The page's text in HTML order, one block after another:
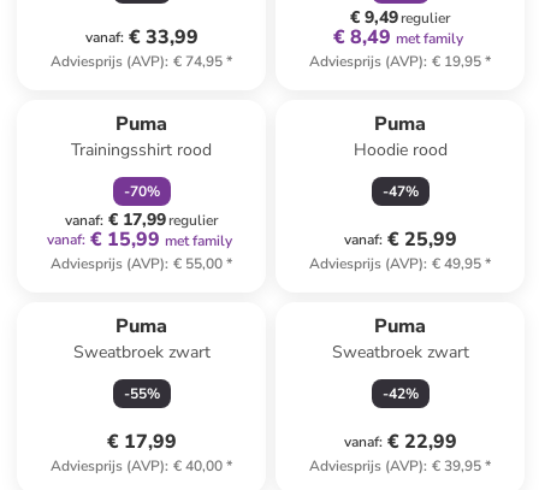
vanaf: € 33,99
Adviesprijs (AVP): € 74,95*
€ 9,49regulier
€ 8,49 met family
Adviesprijs (AVP): € 19,95*
Puma
Trainingsshirt rood
-70%
vanaf: € 17,99regulier
vanaf: € 15,99 met family
Adviesprijs (AVP): € 55,00*
Puma
Hoodie rood
-47%
vanaf: € 25,99
Adviesprijs (AVP): € 49,95*
Puma
Sweatbroek zwart
-55%
€ 17,99
Adviesprijs (AVP): € 40,00*
Puma
Sweatbroek zwart
-42%
vanaf: € 22,99
Adviesprijs (AVP): € 39,95*